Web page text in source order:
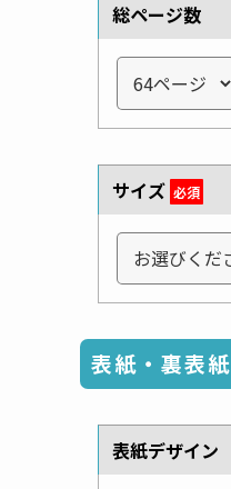
総ページ数
サイズ 必須
表紙・裏表紙
表紙デザイン